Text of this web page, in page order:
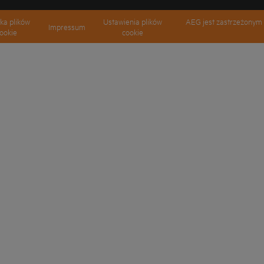
plików
Impressum
Ustawienia plików
cookie
AEG jest